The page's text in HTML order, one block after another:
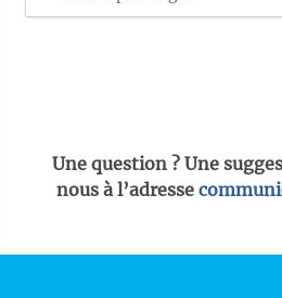
Une question ? Une
nous à l’adresse